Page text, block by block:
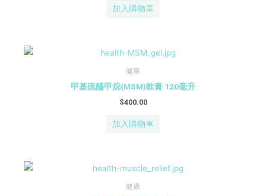
加入購物車
健康
甲基硫醯甲烷(MSM)軟膏 120毫升
$400.00
加入購物車
健康